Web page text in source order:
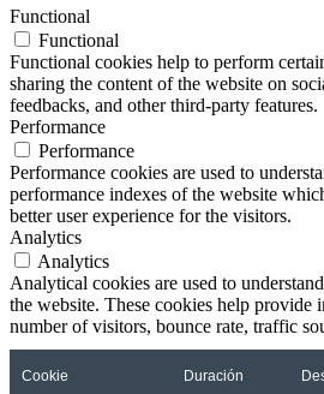
Functional
Functional
Functional cookies help to perform
sharing the content of the website on
feedbacks, and other third-party features.
Performance
Performance
Performance cookies are used to
performance indexes of the website
better user experience for the visitors.
Analytics
Analytics
Analytical cookies are used to
the website. These cookies help provide
number of visitors, bounce rate, traffic
Cookie Duración